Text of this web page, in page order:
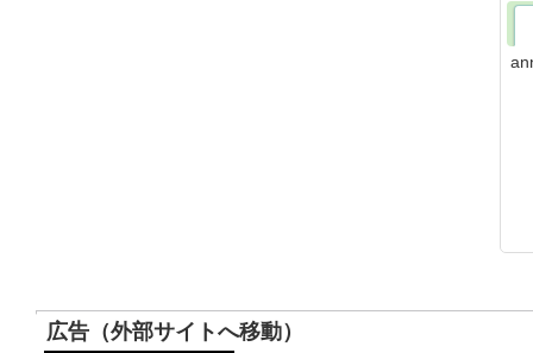
広告（外部サイトへ移動）